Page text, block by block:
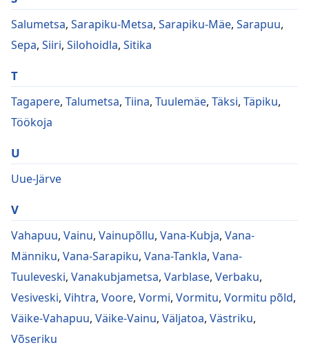
Salumetsa, Sarapiku-Metsa, Sarapiku-Mäe, Sarapuu,
Sepa, Siiri, Silohoidla, Sitika
T
Tagapere, Talumetsa, Tiina, Tuulemäe, Täksi, Täpiku,
Töökoja
U
Uue-Järve
V
Vahapuu, Vainu, Vainupõllu, Vana-Kubja, Vana-
Männiku, Vana-Sarapiku, Vana-Tankla, Vana-
Tuuleveski, Vanakubjametsa, Varblase, Verbaku,
Vesiveski, Vihtra, Voore, Vormi, Vormitu, Vormitu põld,
Väike-Vahapuu, Väike-Vainu, Väljatoa, Västriku,
Võseriku